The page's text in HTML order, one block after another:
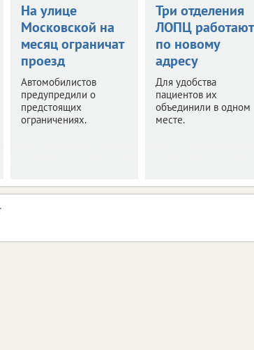
На улице
Московской на
месяц ограничат
проезд
Автомобилистов
предупредили о
предстоящих
ограничениях.
Три отделения
ЛОПЦ работают
по новому
адресу
Для удобства
пациентов их
объединили в одном
месте.